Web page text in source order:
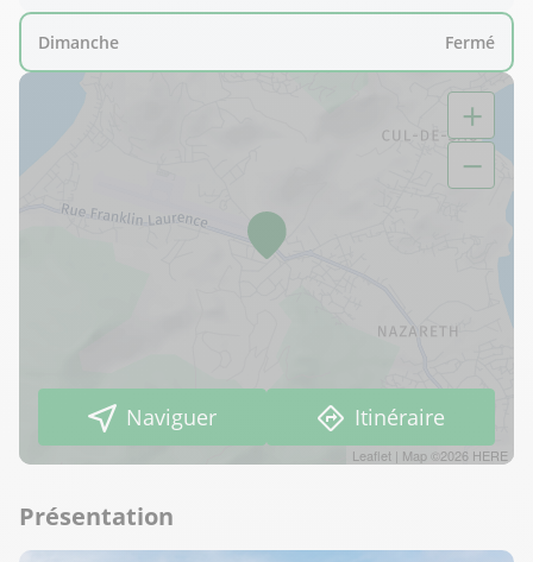
Dimanche Fermé
+
−
Leaflet | Map ©2026 HERE
Naviguer Itinéraire
Présentation